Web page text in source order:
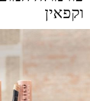
וקפאין